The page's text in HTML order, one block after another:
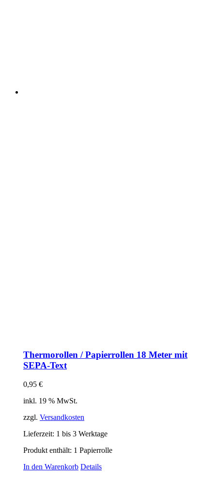
Thermorollen / Papierrollen 18 Meter mit
SEPA-Text
0,95 €
inkl. 19 % MwSt.
zzgl. Versandkosten
Lieferzeit: 1 bis 3 Werktage
Produkt enthält: 1 Papierrolle
In den Warenkorb Details